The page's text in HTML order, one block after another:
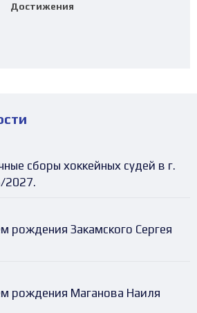
Достижения
сборы хоккейных судей в г.
2027.
рождения Закамского Сергея
рождения Маганова Наиля